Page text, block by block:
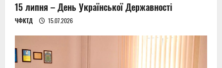
15 липня – День Української Державності
ЧФКТД 15.07.2026